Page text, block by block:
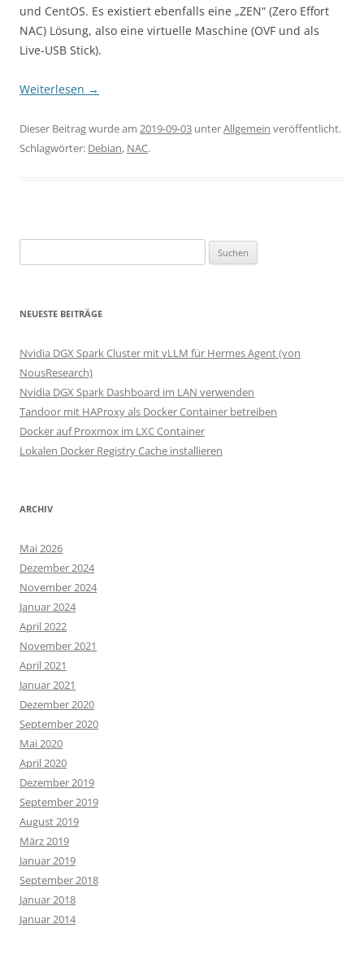
und CentOS. Es existiert ebenfalls eine „ZEN“ (Zero Effort
NAC) Lösung, also eine virtuelle Maschine (OVF und als
Live-USB Stick).
Weiterlesen →
Dieser Beitrag wurde am 2019-09-03 unterAllgemein veröffentlicht.
Schlagwörter: Debian, NAC.
nach:
NEUESTE BEITRÄGE
Nvidia DGX Spark Cluster mit vLLM für Hermes Agent (von
NousResearch)
Nvidia DGX Spark Dashboard im LAN verwenden
Tandoor mit HAProxy als Docker Container betreiben
Docker auf Proxmox im LXC Container
Lokalen Docker Registry Cache installieren
ARCHIV
Mai 2026
Dezember 2024
November 2024
Januar 2024
April 2022
November 2021
April 2021
Januar 2021
Dezember 2020
September 2020
Mai 2020
April 2020
Dezember 2019
September 2019
August 2019
März 2019
Januar 2019
September 2018
Januar 2018
Januar 2014